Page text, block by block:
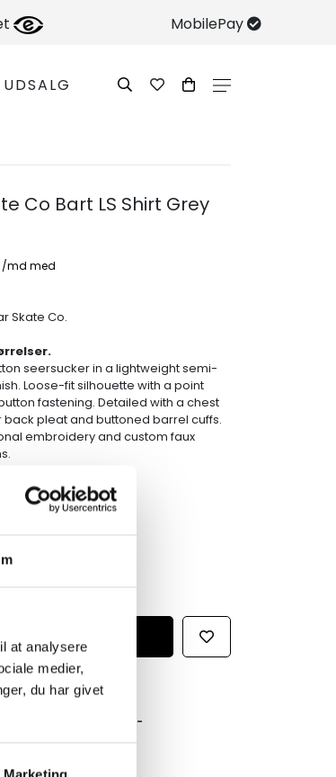
at analysere
medier,
du har givet
MobilePay
UDSALG
Co Bart LS Shirt Grey
Skate Co.
seersucker in a lightweight semi-
Loose-fit silhouette with a point
fastening. Detailed with a chest
pleat and buttoned barrel cuffs.
embroidery and custom faux
PÅ KØB OVER 300,-
1-3 HVERDAGE